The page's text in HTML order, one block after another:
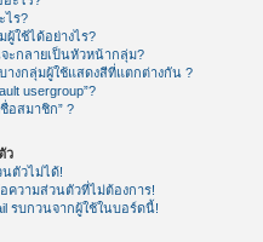
ไร?
ผู้ใช้ได้อย่างไร?
ะกลายเป็นหัวหน้ากลุ่ม?
บางกลุ่มผู้ใช้แสดงสีที่แตกต่างกัน ?
usergroup”?
อสมาชิก” ?
ว
ตัวไม่ได้!
ความส่วนตัวที่ไม่ต้องการ!
รบกวนจากผู้ใช้ในบอร์ดนี้!